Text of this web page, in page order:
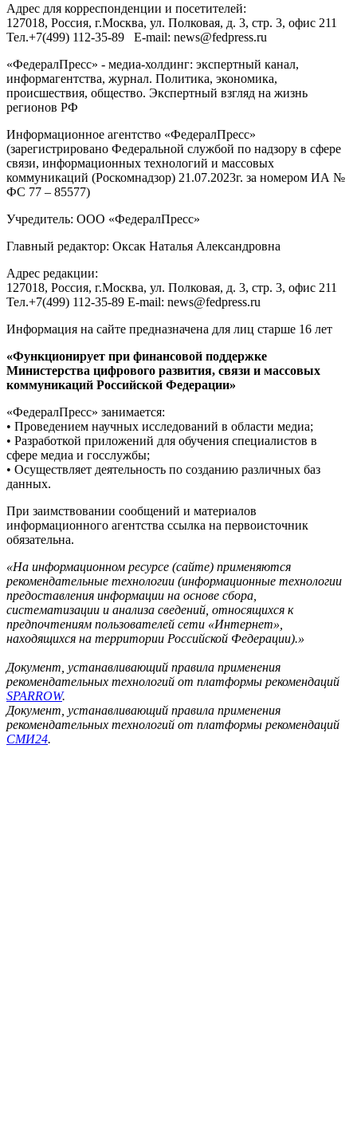
Адрес для корреспонденции и посетителей:
127018, Россия, г.Москва, ул. Полковая, д. 3, стр. 3, офис 211
Тел.+7(499) 112-35-89 E-mail: news@fedpress.ru
«ФедералПресс» - медиа-холдинг: экспертный канал,
информагентства, журнал. Политика, экономика,
происшествия, общество. Экспертный взгляд на жизнь
регионов РФ
Информационное агентство «ФедералПресс»
(зарегистрировано Федеральной службой по надзору в сфере
связи, информационных технологий и массовых
коммуникаций (Роскомнадзор) 21.07.2023г. за номером ИА №
ФС 77 – 85577)
Учредитель: ООО «ФедералПресс»
Главный редактор: Оксак Наталья Александровна
Адрес редакции:
127018, Россия, г.Москва, ул. Полковая, д. 3, стр. 3, офис 211
Тел.+7(499) 112-35-89 E-mail: news@fedpress.ru
Информация на сайте предназначена для лиц старше 16 лет
«Функционирует при финансовой поддержке
Министерства цифрового развития, связи и массовых
коммуникаций Российской Федерации»
«ФедералПресс» занимается:
• Проведением научных исследований в области медиа;
• Разработкой приложений для обучения специалистов в
сфере медиа и госслужбы;
• Осуществляет деятельность по созданию различных баз
данных.
При заимствовании сообщений и материалов
информационного агентства ссылка на первоисточник
обязательна.
«На информационном ресурсе (сайте) применяются
рекомендательные технологии (информационные технологии
предоставления информации на основе сбора,
систематизации и анализа сведений, относящихся к
предпочтениям пользователей сети «Интернет»,
находящихся на территории Российской Федерации).»
Документ, устанавливающий правила применения
рекомендательных технологий от платформы рекомендаций
SPARROW.
Документ, устанавливающий правила применения
рекомендательных технологий от платформы рекомендаций
СМИ24.